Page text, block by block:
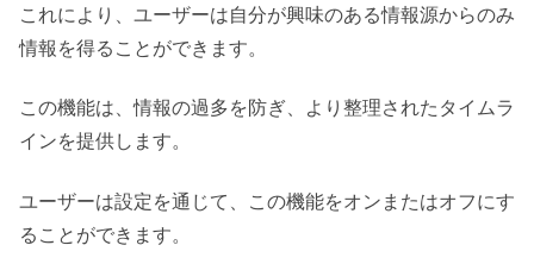
これにより、ユーザーは自分が興味のある情報源からのみ
情報を得ることができます。
この機能は、情報の過多を防ぎ、より整理されたタイムラ
インを提供します。
ユーザーは設定を通じて、この機能をオンまたはオフにす
ることができます。